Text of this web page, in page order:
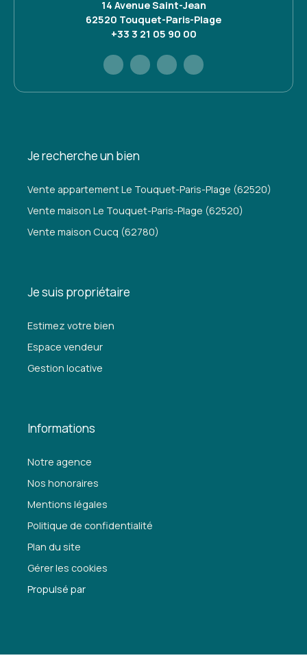
14 Avenue Saint-Jean
62520 Touquet-Paris-Plage
+33 3 21 05 90 00
Je recherche un bien
Vente appartement Le Touquet-Paris-Plage (62520)
Vente maison Le Touquet-Paris-Plage (62520)
Vente maison Cucq (62780)
Je suis propriétaire
Estimez votre bien
Espace vendeur
Gestion locative
Informations
Notre agence
Nos honoraires
Mentions légales
Politique de confidentialité
Plan du site
Gérer les cookies
Propulsé par